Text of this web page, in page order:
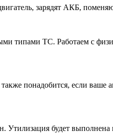
зарядят АКБ,
типами ТС. Работаем с
понадобится, если ваше
Утилизация будет выполнена